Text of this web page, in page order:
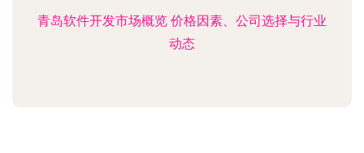
青岛软件开发市场概览 价格因素、公司选择与行业
动态